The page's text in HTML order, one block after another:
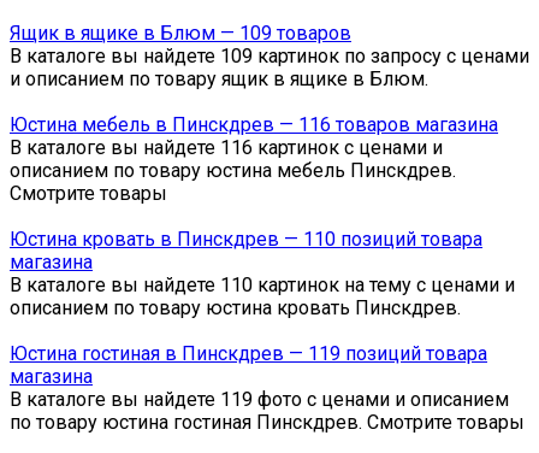
Ящик в ящике в Блюм — 109 товаров
В каталоге вы найдете 109 картинок по запросу с ценами
и описанием по товару ящик в ящике в Блюм.
Юстина мебель в Пинскдрев — 116 товаров магазина
В каталоге вы найдете 116 картинок с ценами и
описанием по товару юстина мебель Пинскдрев.
Смотрите товары
Юстина кровать в Пинскдрев — 110 позиций товара
магазина
В каталоге вы найдете 110 картинок на тему с ценами и
описанием по товару юстина кровать Пинскдрев.
Юстина гостиная в Пинскдрев — 119 позиций товара
магазина
В каталоге вы найдете 119 фото с ценами и описанием
по товару юстина гостиная Пинскдрев. Смотрите товары